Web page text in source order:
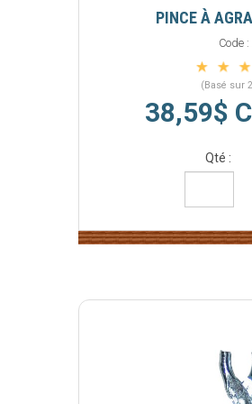
PINCE À
Code :
(Basé sur
38,59$
Qté :